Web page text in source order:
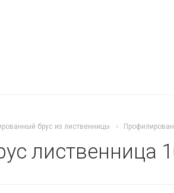
брус из лиственницы
лиственница